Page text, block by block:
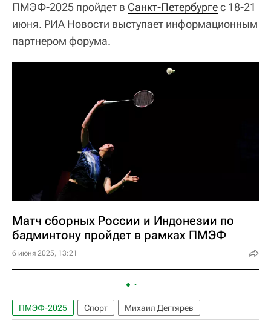
ПМЭФ-2025 пройдет в Санкт-Петербургес 18-21
июня. РИА Новости выступает информационным
партнером форума.
Матч сборных России и Индонезии по
бадминтону пройдет в рамках ПМЭФ
6 июня 2025, 13:21
ПМЭФ-2025 Спорт Михаил Дегтярев